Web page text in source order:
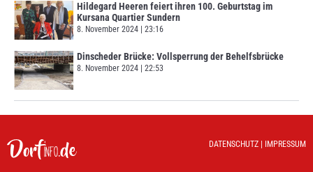
Hildegard Heeren feiert ihren 100. Geburtstag im
Kursana Quartier Sundern
8. November 2024 23:16
Dinscheder Brücke: Vollsperrung der Behelfsbrücke
8. November 2024 22:53
DATENSCHUTZ IMPRESSUM